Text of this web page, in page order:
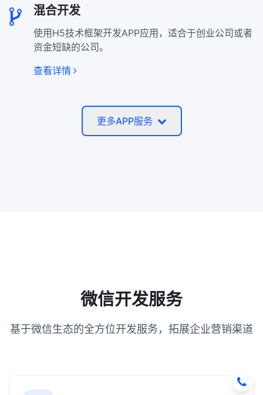
混合开发
使用H5技术框架开发APP应用，适合于创业公司或者
资金短缺的公司。
查看详情
更多APP服务
微信开发服务
基于微信生态的全方位开发服务，拓展企业营销渠道